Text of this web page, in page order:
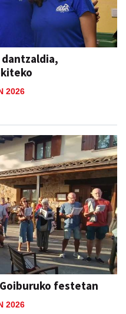
2026
festetan
2026